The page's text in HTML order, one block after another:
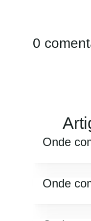
0
Onde
Onde